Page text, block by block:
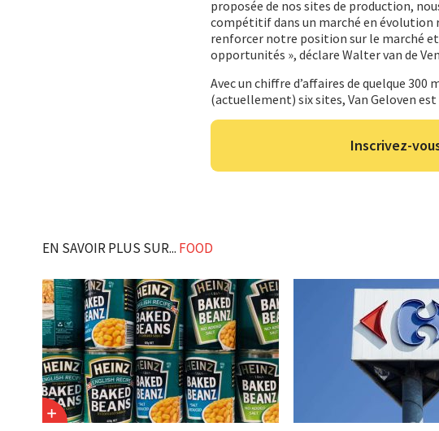
proposée de nos sites de production,
compétitif dans un marché en évolution
renforcer notre position sur le marché
opportunités », déclare Walter van de
Avec un chiffre d’affaires de quelque
(actuellement) six sites, Van Geloven
Inscrivez-
EN SAVOIR PLUS SUR... FOOD